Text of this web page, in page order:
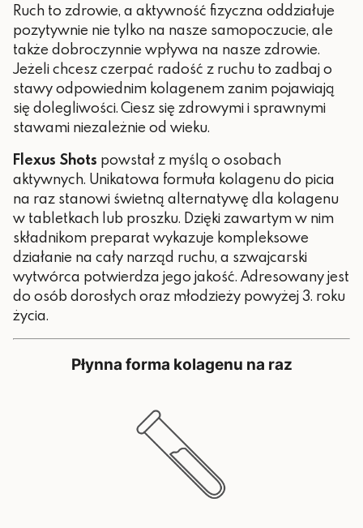
Ruch to zdrowie, a aktywność fizyczna oddziałuje
pozytywnie nie tylko na nasze samopoczucie, ale
także dobroczynnie wpływa na nasze zdrowie.
Jeżeli chcesz czerpać radość z ruchu to zadbaj o
stawy odpowiednim kolagenem zanim pojawiają
się dolegliwości. Ciesz się zdrowymi i sprawnymi
stawami niezależnie od wieku.
Flexus Shots powstał z myślą o osobach
aktywnych. Unikatowa formuła kolagenu do picia
na raz stanowi świetną alternatywę dla kolagenu
w tabletkach lub proszku. Dzięki zawartym w nim
składnikom preparat wykazuje kompleksowe
działanie na cały narząd ruchu, a szwajcarski
wytwórca potwierdza jego jakość. Adresowany jest
do osób dorosłych oraz młodzieży powyżej 3. roku
życia.
Płynna forma kolagenu na raz